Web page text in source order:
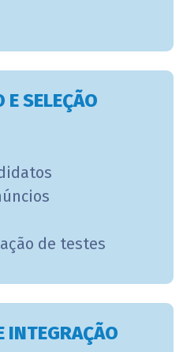
E SELEÇÃO
de testes
INTEGRAÇÃO